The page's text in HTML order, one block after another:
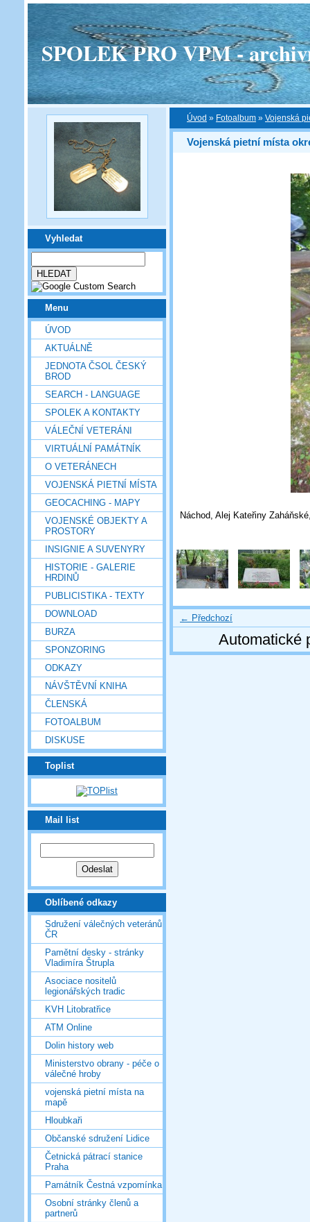
SPOLEK PRO VPM -
Vyhledat
Menu
ÚVOD
AKTUÁLNĚ
JEDNOTA ČSOL ČESKÝ
BROD
SEARCH - LANGUAGE
SPOLEK A KONTAKTY
VÁLEČNÍ VETERÁNI
VIRTUÁLNÍ PAMÁTNÍK
O VETERÁNECH
VOJENSKÁ PIETNÍ MÍSTA
GEOCACHING - MAPY
VOJENSKÉ OBJEKTY A
PROSTORY
INSIGNIE A SUVENYRY
HISTORIE - GALERIE
HRDINŮ
PUBLICISTIKA - TEXTY
DOWNLOAD
BURZA
SPONZORING
ODKAZY
NÁVŠTĚVNÍ KNIHA
ČLENSKÁ
FOTOALBUM
DISKUSE
Toplist
Mail list
Oblíbené odkazy
Sdružení válečných veteránů
ČR
Pamětní desky - stránky
Vladimíra Štrupla
Asociace nositelů
legionářských tradic
KVH Litobratřice
ATM Online
Dolin history web
Ministerstvo obrany - péče o
válečné hroby
vojenská pietní místa na
mapě
Hloubkaři
Občanské sdružení Lidice
Četnická pátrací stanice
Praha
Památník Čestná vzpomínka
Osobní stránky členů a
partnerů
Úvod » Fotoalbum » Vojenská
Vojenská pietní místa
Náchod, Alej Kateřiny
← Předchozí
Automatické